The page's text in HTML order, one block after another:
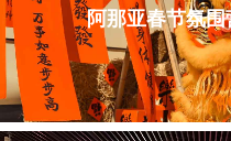
阿那亚春节氛围